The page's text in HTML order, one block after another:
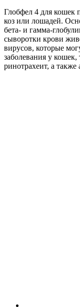
Глобфел 4 для кошек
коз или лошадей.
бета- и гамма-
сыворотки крови
вирусов, которые
заболевания у
ринотрахеит, а